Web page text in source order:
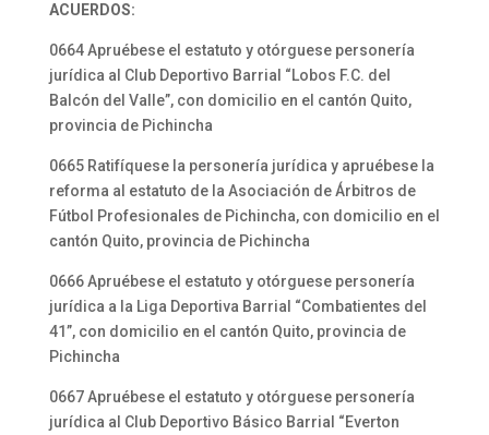
ACUERDOS:
0664 Apruébese el estatuto y otórguese personería
jurídica al Club Deportivo Barrial “Lobos F.C. del
Balcón del Valle”, con domicilio en el cantón Quito,
provincia de Pichincha
0665 Ratifíquese la personería jurídica y apruébese la
reforma al estatuto de la Asociación de Árbitros de
Fútbol Profesionales de Pichincha, con domicilio en el
cantón Quito, provincia de Pichincha
0666 Apruébese el estatuto y otórguese personería
jurídica a la Liga Deportiva Barrial “Combatientes del
41”, con domicilio en el cantón Quito, provincia de
Pichincha
0667 Apruébese el estatuto y otórguese personería
jurídica al Club Deportivo Básico Barrial “Everton